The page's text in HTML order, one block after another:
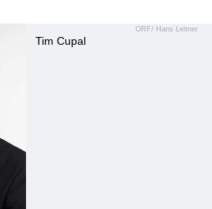
ORF/ Hans Leitner
Tim Cupal